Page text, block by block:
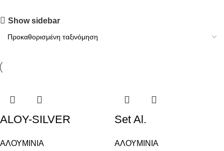
Show sidebar
ALOY-SILVER
ΑΛΟΥΜΙΝΙΑ
Set Al.
ΑΛΟΥΜΙΝΙΑ